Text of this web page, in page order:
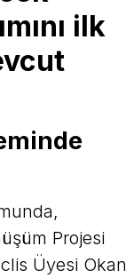
ilk
Projesi
Üyesi Okan